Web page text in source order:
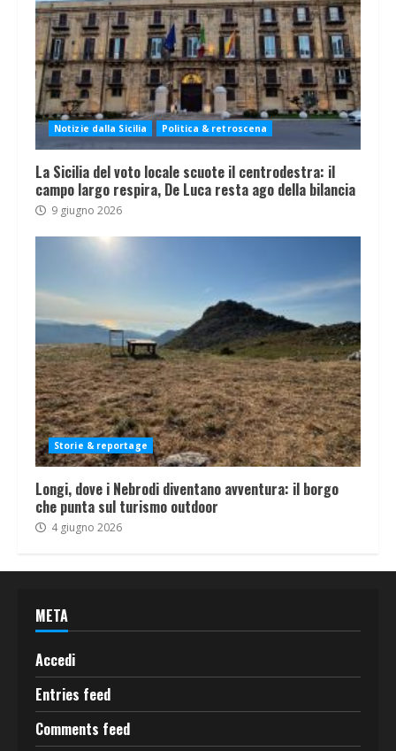
Notizie dalla Sicilia Politica & retroscena
La Sicilia del voto locale scuote il centrodestra: il
campo largo respira, De Luca resta ago della bilancia
9 giugno 2026
Storie & reportage
Longi, dove i Nebrodi diventano avventura: il borgo
che punta sul turismo outdoor
4 giugno 2026
META
Accedi
Entries feed
Comments feed